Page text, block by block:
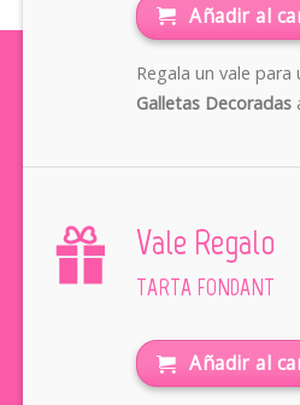
Añadir al
Regala un vale para
Galletas Decoradas
Vale Regalo
TARTA FONDANT
Añadir al